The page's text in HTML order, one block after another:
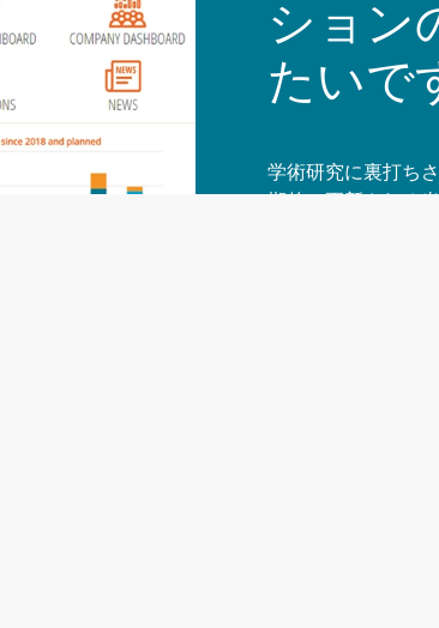
ション
たいで
学術研究に裏打ち
期的に更新される